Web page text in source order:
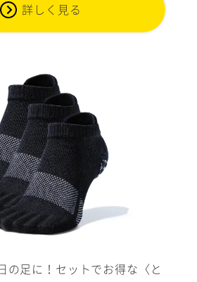
詳しく見る
の足に！セットでお得な〈と